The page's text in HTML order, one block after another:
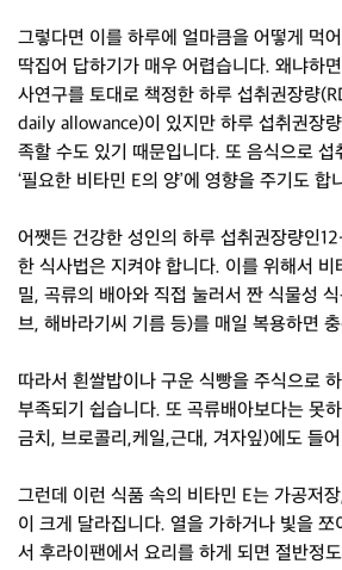
그렇다면 이를 하루에 얼마큼을 어떻게 먹
딱집어 답하기가 매우 어렵습니다. 왜냐하
사연구를 토대로 책정한 하루 섭취권장량
daily allowance)이 있지만 하루 섭취권장
족할 수도 있기 때문입니다. 또 음식으로 섭
‘필요한 비타민 E의 양’에 영향을 주기도 합
어쨋든 건강한 성인의 하루 섭취권장량인
한 식사법은 지켜야 합니다. 이를 위해서
밀, 곡류의 배아와 직접 눌러서 짠 식물성
브, 해바라기씨 기름 등)를 매일 복용하면
따라서 흰쌀밥이나 구운 식빵을 주식으로
부족되기 쉽습니다. 또 곡류배아보다는 못
금치, 브로콜리,케일,근대, 겨자잎)에도 들
그런데 이런 식품 속의 비타민 E는 가공저
이 크게 달라집니다. 열을 가하거나 빛을 쪼
서 후라이팬에서 요리를 하게 되면 절반정